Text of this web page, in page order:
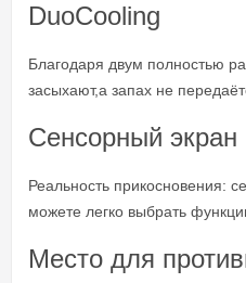
DuoCooling
Благодаря двум полностью
засыхают,а запах не
Сенсорный экран
Реальность прикосновения:
можете легко выбрать
Место для